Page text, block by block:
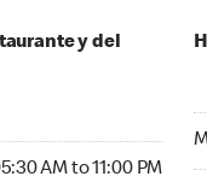
y del
AM to 11:00 PM